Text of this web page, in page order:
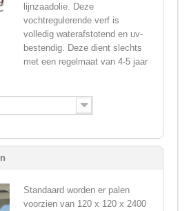
lijnzaadolie. Deze
vochtregulerende verf is
volledig waterafstotend en uv-
bestendig. Deze dient slechts
met een regelmaat van 4-5 jaar
Standaard worden er palen
voorzien van 120 x 120 x 2400